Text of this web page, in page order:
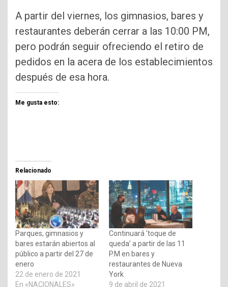
A partir del viernes, los gimnasios, bares y
restaurantes deberán cerrar a las 10:00 PM,
pero podrán seguir ofreciendo el retiro de
pedidos en la acera de los establecimientos
después de esa hora.
Me gusta esto:
Relacionado
Parques, gimnasios y
bares estarán abiertos al
público a partir del 27 de
enero
22 de enero de 2021
En «NACIONALES»
Continuará ‘toque de
queda’ a partir de las 11
P.M en bares y
restaurantes de Nueva
York
9 de abril de 2021